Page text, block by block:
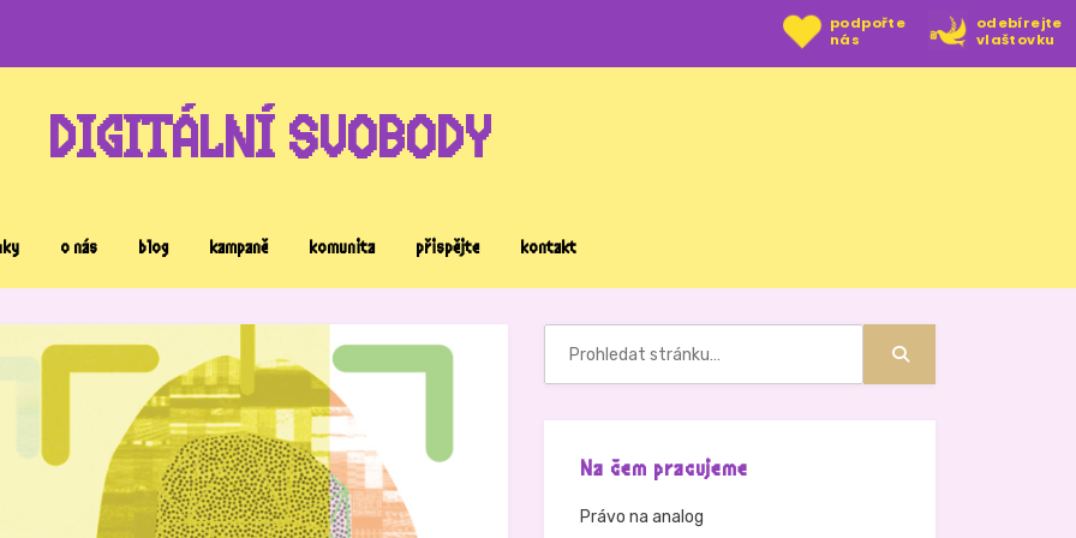
podpořte
nás
odebírejte
vlaštovku
DIGITÁLNÍ SVOBODY
o nás blog kampaně komunita přispějte kontakt
Na čem pracujeme
Právo na analog